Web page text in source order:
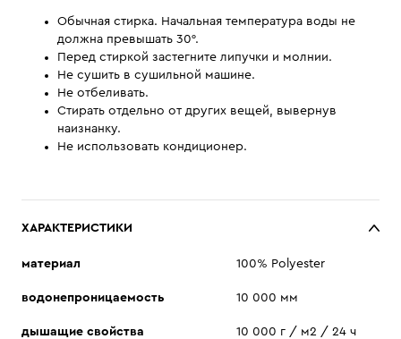
Обычная стирка. Начальная температура воды не
должна превышать 30°.
Перед стиркой застегните липучки и молнии.
Не сушить в сушильной машине.
Не отбеливать.
Стирать отдельно от других вещей, вывернув
наизнанку.
Не использовать кондиционер.
ХАРАКТЕРИСТИКИ
материал 100% Polyester
водонепроницаемость 10 000 мм
дышащие свойства 10 000 г / м2 / 24 ч